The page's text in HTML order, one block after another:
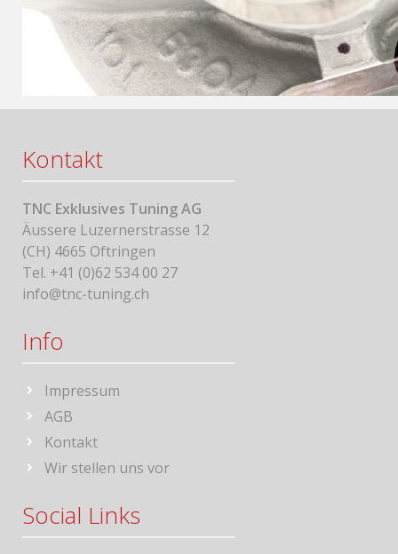
Kontakt
TNC Exklusives Tuning AG
Äussere Luzernerstrasse 12
(CH) 4665 Oftringen
Tel. +41 (0)62 534 00 27
info@tnc-tuning.ch
Info
Impressum
AGB
Kontakt
Wir stellen uns vor
Social Links